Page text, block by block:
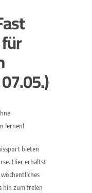
lernen!
bieten
Hier erhältst
hin zum freien